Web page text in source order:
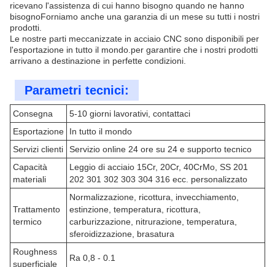
ricevano l'assistenza di cui hanno bisogno quando ne hanno
bisognoForniamo anche una garanzia di un mese su tutti i nostri
prodotti.
Le nostre parti meccanizzate in acciaio CNC sono disponibili per
l'esportazione in tutto il mondo.per garantire che i nostri prodotti
arrivano a destinazione in perfette condizioni.
Parametri tecnici:
Consegna
5-10 giorni lavorativi, contattaci
Esportazione
In tutto il mondo
Servizi clienti
Servizio online 24 ore su 24 e supporto tecnico
Capacità
materiali
Leggio di acciaio 15Cr, 20Cr, 40CrMo, SS 201
202 301 302 303 304 316 ecc. personalizzato
Trattamento
termico
Normalizzazione, ricottura, invecchiamento,
estinzione, temperatura, ricottura,
carburizzazione, nitrurazione, temperatura,
sferoidizzazione, brasatura
Roughness
superficiale
Ra 0,8 - 0.1